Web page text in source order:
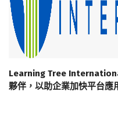
Learning Tree
夥伴，以助企業加快平台應